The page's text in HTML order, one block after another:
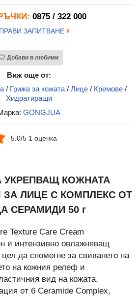
0875 / 322 000
ЗАПИТВАНЕ
Добави в любими
Виж още от:
/ Грижа за кожата / Лице / Кремове /
Хидратиращи
GONGJUA
5.0/5 1 оценка
УКРЕПВАЩ КОЖНАТА
ЗА ЛИЦЕ С КОМПЛЕКС ОТ
СЕРАМИДИ 50 г
Texture Care Cream
и интензивно овлажняващ
да спомогне за свиването на
на кожния релеф и
вид на кожата.
от 6 Ceramide Complex,